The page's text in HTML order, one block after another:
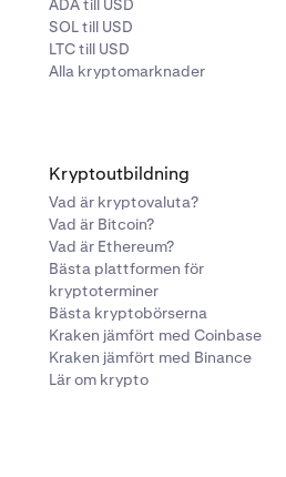
ADA till USD
SOL till USD
LTC till USD
Alla kryptomarknader
Kryptoutbildning
Vad är kryptovaluta?
Vad är Bitcoin?
Vad är Ethereum?
Bästa plattformen för
kryptoterminer
Bästa kryptobörserna
Kraken jämfört med Coinbase
Kraken jämfört med Binance
Lär om krypto